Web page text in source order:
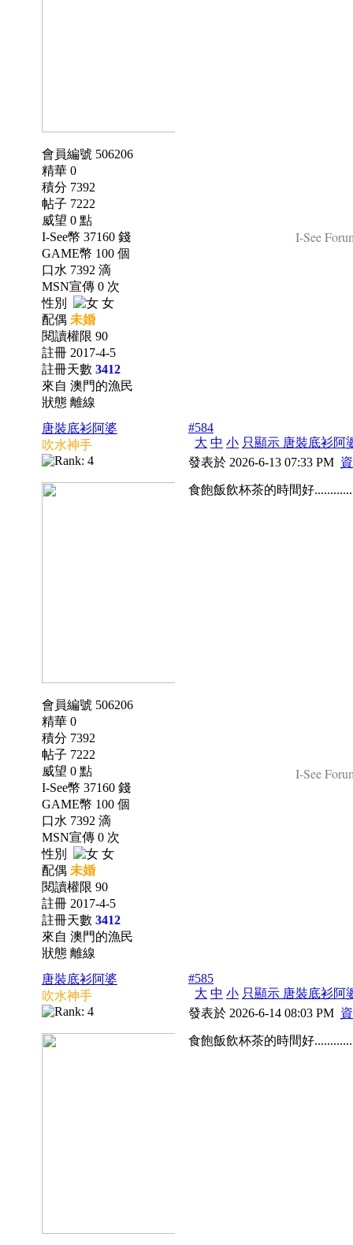
會員編號 506206
精華 0
積分 7392
帖子 7222
威望 0 點
I-See幣 37160 錢
GAME幣 100 個
口水 7392 滴
MSN宣傳 0 次
性別
女
配偶 未婚
閱讀權限 90
註冊 2017-4-5
註冊天數 3412
來自 澳門的漁民
狀態 離線
I-See
唐裝底衫阿婆
吹水神手
會員編號 506206
精華 0
積分 7392
帖子 7222
威望 0 點
I-See幣 37160 錢
GAME幣 100 個
口水 7392 滴
MSN宣傳 0 次
性別
女
配偶 未婚
閱讀權限 90
註冊 2017-4-5
註冊天數 3412
來自 澳門的漁民
狀態 離線
#584
大 中 小 只顯示 唐裝底衫阿
發表於 2026-6-13 07:33 PM
食飽飯飲杯茶的時間好
I-See
唐裝底衫阿婆
吹水神手
#585
大 中 小 只顯示 唐裝底衫阿
發表於 2026-6-14 08:03 PM
食飽飯飲杯茶的時間好